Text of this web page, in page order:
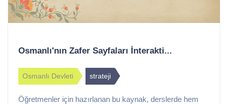
Osmanlı'nın Zafer Sayfaları İnterakti...
Osmanlı Devleti strateji
Öğretmenler için hazırlanan bu kaynak, derslerde hem